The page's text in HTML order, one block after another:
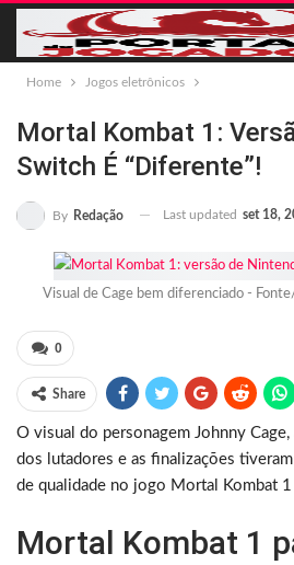
Home Jogos eletrônicos
Mortal Kombat 1:
Switch É “diferente”!
By Redação Last updated set 18,
Visual de Cage bem diferenciado -
0
Share
O visual do personagem Johnny
dos lutadores e as finalizações
de qualidade no jogo Mortal Kombat
Mortal Kombat 1